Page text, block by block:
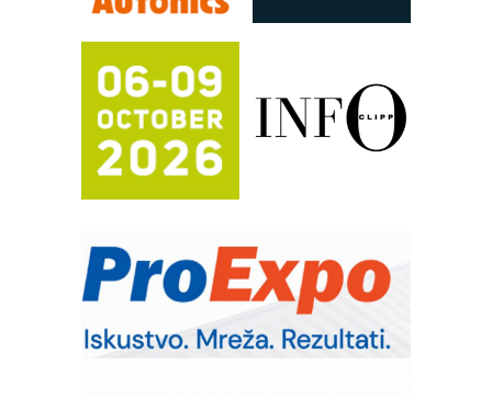
FANUC: Najbolje za vašu pametnu
Efikasno upravljanje energijom
Automatizacija pakovanja · Display
(Shelf-Ready) omotnice
Potpuna efikasnost bez složenih
sistema
Trajna oznaka kao dugoročna korist
IB BLUMENAUER - više od 40 godina
poverenja u industriji
RMQ-TITAN ADVANCED INDICATOR
– Pametna signalizacija za efikasnije
upravljanje mašinama